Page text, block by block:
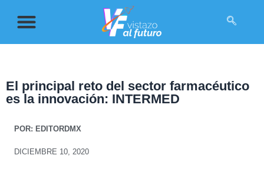
El principal reto del sector farmacéutico
es la innovación: INTERMED
POR: EDITORDMX
DICIEMBRE 10, 2020